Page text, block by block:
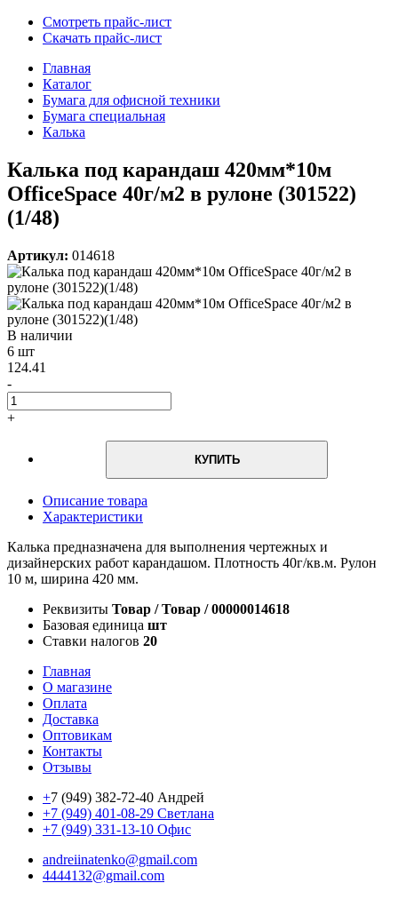
Смотреть прайс-лист
Скачать прайс-лист
Главная
Каталог
Бумага для офисной техники
Бумага специальная
Калька
Калька под карандаш 420мм*10м
OfficeSpace 40г/м2 в рулоне (301522)
(1/48)
Артикул: 014618
В наличии
6 шт
124.41
-
+
КУПИТЬ
Описание товара
Характеристики
Калька предназначена для выполнения чертежных и
дизайнерских работ карандашом. Плотность 40г/кв.м. Рулон
10 м, ширина 420 мм.
Реквизиты Товар / Товар / 00000014618
Базовая единица шт
Ставки налогов 20
Главная
О магазине
Оплата
Доставка
Оптовикам
Контакты
Отзывы
+7 (949) 382-72-40 Андрей
+7 (949) 401-08-29 Светлана
+7 (949) 331-13-10 Офис
andreiinatenko@gmail.com
4444132@gmail.com